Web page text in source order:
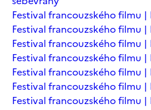
Festival francouzského filmu |
Festival francouzského filmu |
Festival francouzského filmu |
Festival francouzského filmu
Festival francouzského filmu |
Festival francouzského filmu
Festival francouzského filmu